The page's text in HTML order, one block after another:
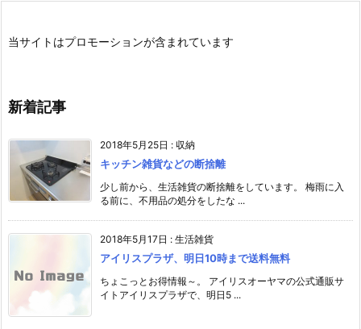
当サイトはプロモーションが含まれています
新着記事
2018年5月25日 : 収納
キッチン雑貨などの断捨離
少し前から、生活雑貨の断捨離をしています。 梅雨に入
る前に、不用品の処分をしたな ...
2018年5月17日 : 生活雑貨
アイリスプラザ、明日10時まで送料無料
ちょこっとお得情報～。 アイリスオーヤマの公式通販サ
イトアイリスプラザで、明日5 ...